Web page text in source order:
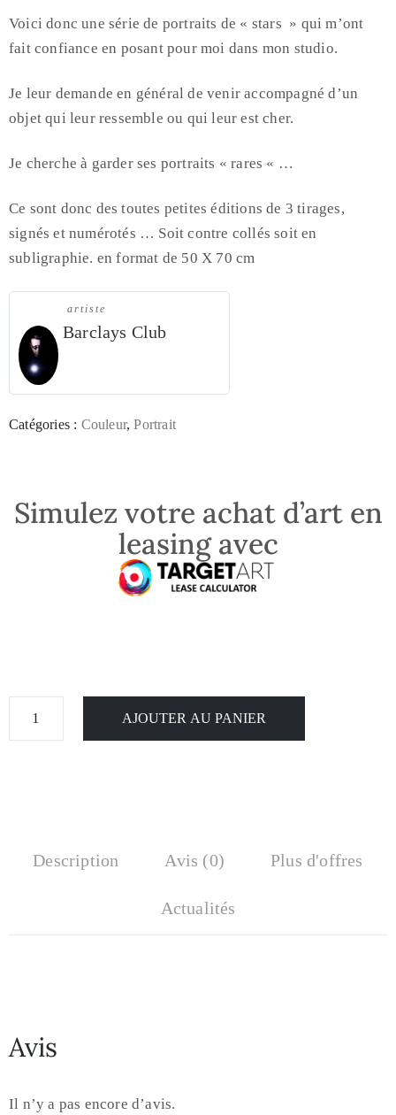
Voici donc une série de portraits de « stars » qui m’ont
fait confiance en posant pour moi dans mon studio.
Je leur demande en général de venir accompagné d’un
objet qui leur ressemble ou qui leur est cher.
Je cherche à garder ses portraits « rares « …
Ce sont donc des toutes petites éditions de 3 tirages,
signés et numérotés … Soit contre collés soit en
subligraphie. en format de 50 X 70 cm
artiste
Barclays Club
Catégories : Couleur,Portrait
Simulez votre achat d’art en
leasing avec
AJOUTER AU PANIER
Description Avis (0) Plus d'offres
Actualités
Avis
Il n’y a pas encore d’avis.